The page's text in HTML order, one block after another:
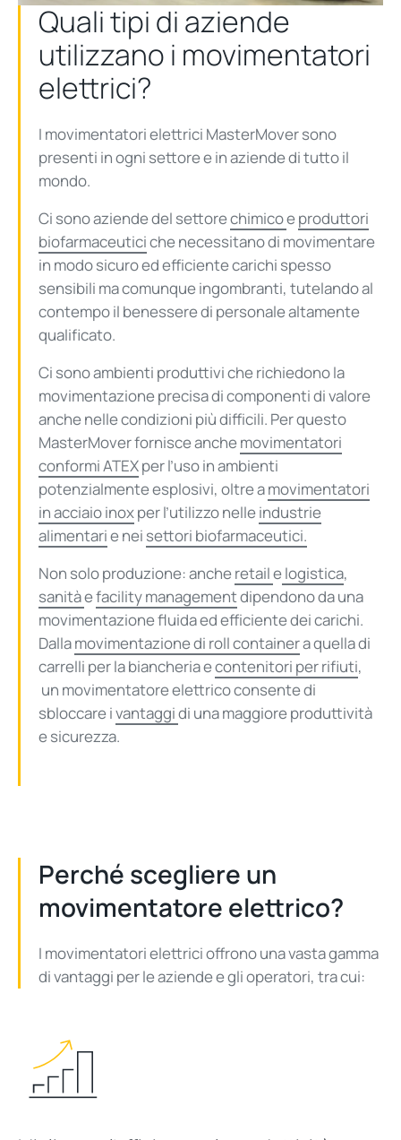
Quali tipi di aziende
utilizzano i movimentatori
elettrici?
I movimentatori elettrici MasterMover sono
presenti in ogni settore e in aziende di tutto il
mondo.
Ci sono aziende del settorechimicoeproduttori
biofarmaceuticiche necessitano di movimentare
in modo sicuro ed efficiente carichi spesso
sensibili ma comunque ingombranti, tutelando al
contempo il benessere di personale altamente
qualificato.
Ci sono ambienti produttivi che richiedono la
movimentazione precisa di componenti di valore
anche nelle condizioni più difficili. Per questo
MasterMover fornisce anchemovimentatori
conformi ATEXper l’uso in ambienti
potenzialmente esplosivi, oltre amovimentatori
in acciaio inoxper l’utilizzo nelleindustrie
alimentarie nei settori biofarmaceutici.
Non solo produzione: ancheretailelogistica,
sanitàefacility managementdipendono da una
movimentazione fluida ed efficiente dei carichi.
Dallamovimentazione di roll containera quella di
carrelli per la biancheria econtenitori per rifiuti,
un movimentatore elettrico consente di
sbloccare ivantaggidi una maggiore produttività
e sicurezza.
Perché scegliere un
movimentatore elettrico?
I movimentatori elettrici offrono una vasta gamma
di vantaggi per le aziende e gli operatori, tra cui: